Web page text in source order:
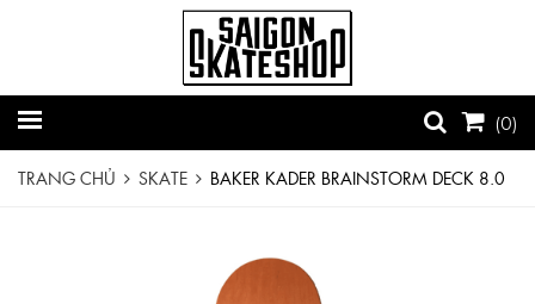
(0)
TRANG CHỦ SKATE BAKER KADER BRAINSTORM DECK 8.0